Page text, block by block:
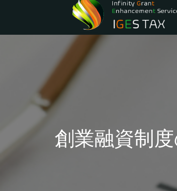
創業融資制